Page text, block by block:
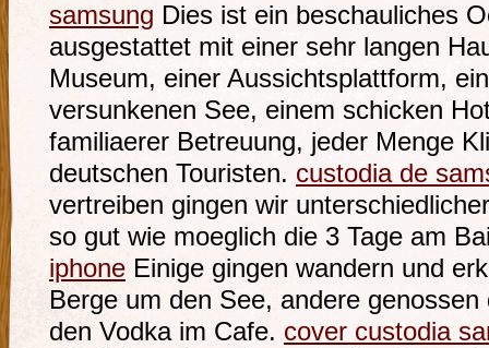
samsung Dies ist ein beschauliches
ausgestattet mit einer sehr langen
Museum, einer Aussichtsplattform,
versunkenen See, einem schicken
familiaerer Betreuung, jeder Menge
deutschen Touristen. custodia de
vertreiben gingen wir
so gut wie moeglich die 3 Tage am
iphone Einige gingen wandern und
Berge um den See, andere
den Vodka im Cafe. cover custodia